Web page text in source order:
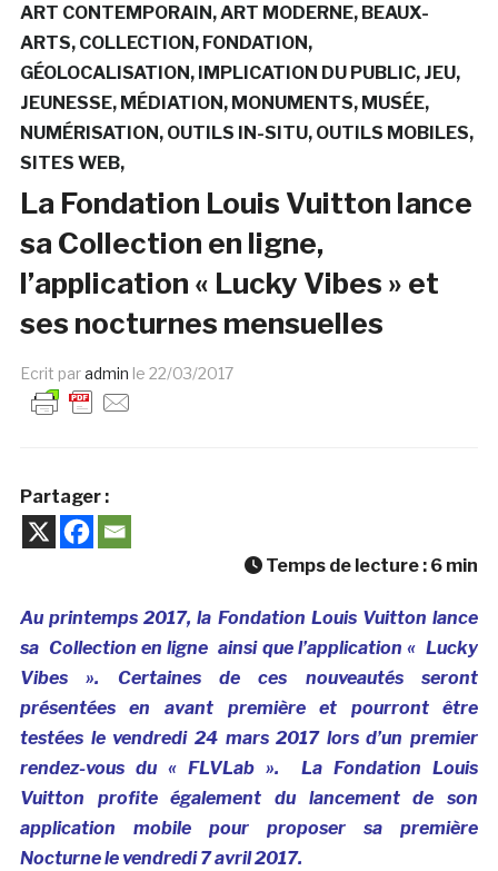
ART CONTEMPORAIN ART MODERNE BEAUX-
ARTS COLLECTION FONDATION
GÉOLOCALISATION IMPLICATION DU PUBLIC JEU
JEUNESSE MÉDIATION MONUMENTS MUSÉE
NUMÉRISATION OUTILS IN-SITU OUTILS MOBILES
SITES WEB
La Fondation Louis Vuitton lance
sa Collection en ligne,
l’application « Lucky Vibes » et
ses nocturnes mensuelles
Ecrit paradmin le 22/03/2017
Partager :
Temps de lecture : 6 min
Au printemps 2017, la Fondation Louis Vuitton lance
sa Collection en ligne ainsi que l’application « Lucky
Vibes ». Certaines de ces nouveautés seront
présentées en avant première et pourront être
testées le vendredi 24 mars 2017 lors d’un premier
rendez-vous du « FLVLab ». La Fondation Louis
Vuitton profite également du lancement de son
application mobile pour proposer sa première
Nocturne le vendredi 7 avril 2017.